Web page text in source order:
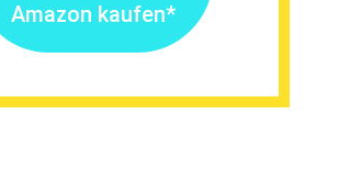
Amazon kaufen*